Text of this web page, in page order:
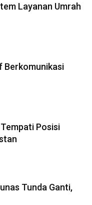
Layanan Umrah
Berkomunikasi
Posisi
Tunda Ganti,